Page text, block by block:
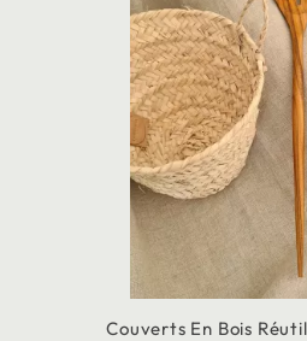
Couverts En Bois